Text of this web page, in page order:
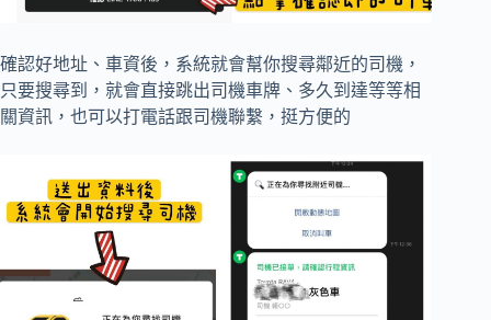
確認好地址、車資後，系統就會幫你搜尋鄰近的司機，
只要搜尋到，就會直接跳出司機車牌、多久到達等等相
關資訊，也可以打電話跟司機聯繫，挺方便的